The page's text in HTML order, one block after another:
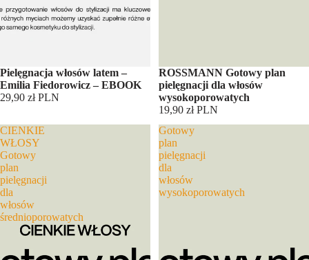
Pielęgnacja włosów latem –
Emilia Fiedorowicz – EBOOK
29,90 zł PLN
ROSSMANN Gotowy plan
pielęgnacji dla włosów
wysokoporowatych
19,90 zł PLN
CIENKIE
WŁOSY
Gotowy
plan
pielęgnacji
dla
włosów
średnioporowatych
Gotowy
plan
pielęgnacji
dla
włosów
wysokoporowatych